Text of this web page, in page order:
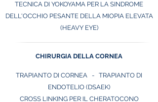
TECNICA DI YOKOYAMA PER LA SINDROME
DELL'OCCHIO PESANTE DELLA MIOPIA ELEVATA
(HEAVY EYE)
CHIRURGIA DELLA CORNEA
TRAPIANTO DI CORNEA - TRAPIANTO DI
ENDOTELIO (DSAEK)
CROSS LINKING PER IL CHERATOCONO